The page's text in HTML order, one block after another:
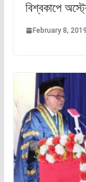
বিশ্বকাপে
February 8, 2019